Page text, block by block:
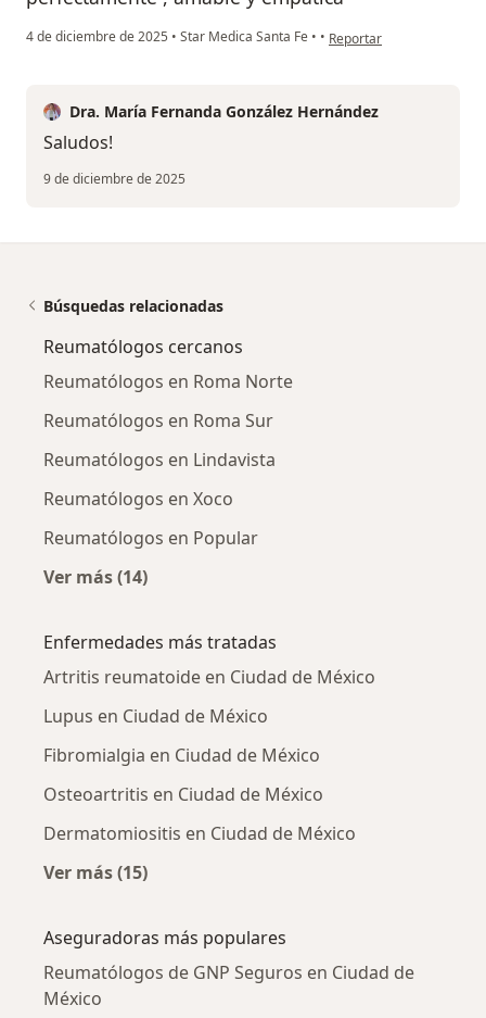
4 de diciembre de 2025 • Star Medica Santa Fe • • en opinión del usuario
Reportar
Dra. María Fernanda González Hernández
Saludos!
9 de diciembre de 2025
Búsquedas relacionadas
Reumatólogos cercanos
Reumatólogos en Roma Norte
Reumatólogos en Roma Sur
Reumatólogos en Lindavista
Reumatólogos en Xoco
Reumatólogos en Popular
Ver más (14)
Enfermedades más tratadas
Artritis reumatoide en Ciudad de México
Lupus en Ciudad de México
Fibromialgia en Ciudad de México
Osteoartritis en Ciudad de México
Dermatomiositis en Ciudad de México
Ver más (15)
Aseguradoras más populares
Reumatólogos de GNP Seguros en Ciudad de
México